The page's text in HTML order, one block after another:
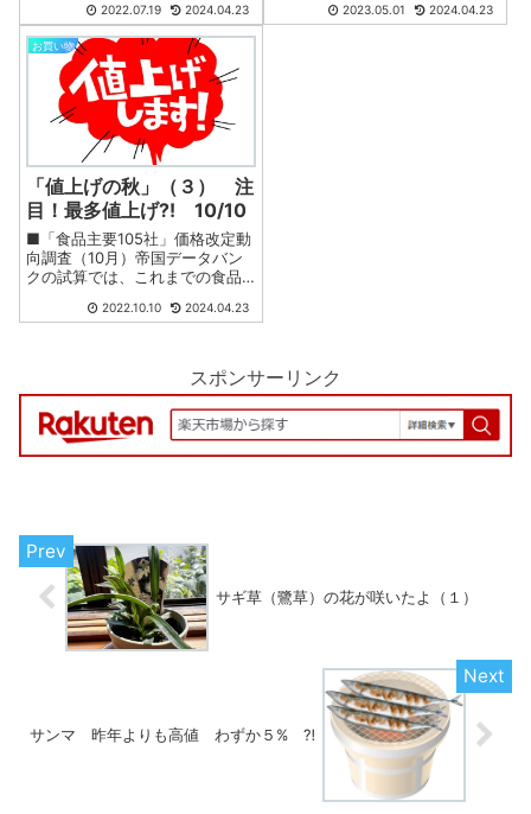
かりますよね、スーパーマーケ
ット各社は、多くのポップ・大
型ののれん・のぼりなどの販促
物を最大演出して土用丑の日を
アピールしてま...
2022.07.19 2024.04.23
うですが、ぜひ、このページも
2023.05.01 2024.04.23
お買い物
「値上げの秋」（３） 注
目！最多値上げ⁈ 10/10
■「食品主要105社」価格改定動
向調査（10月）帝国データバン
クの試算では、これまでの食品
たり年間7万円の負担増となるな
は、政府による輸入小麦価格の
据え置...
2022.10.10 2024.04.23
スポンサーリンク
サギ草（鷺草）の花が咲いたよ（１）
サンマ 昨年よりも高値 わずか５% ⁈